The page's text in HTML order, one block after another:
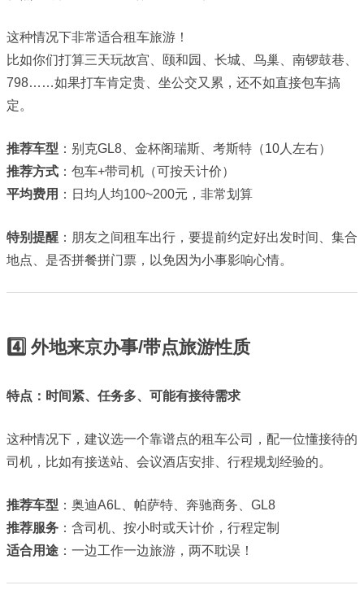
这种情况下非常适合租车旅游！
比如你们打算三天玩故宫、颐和园、长城、鸟巢、南锣鼓巷、
798……如果打车肯定贵、坐公交又累，还不如直接包车搞
定。
推荐车型 ：别克GL8、金杯阁瑞斯、考斯特（10人左右）
推荐方式 ：包车+带司机（可按天计价）
平均费用 ：日均人均100~200元，非常划算
特别提醒 ：朋友之间租车出行，要提前约定好出发时间、集合
地点、是否拼餐拼门票，以免因为小事影响心情。
4️⃣ 外地来京办事/带点旅游性质
特点：时间紧、任务多、可能有接待需求
这种情况下，建议选一个靠谱点的租车公司，配一位懂接待的
司机，比如有接送站、会议酒店安排、行程规划经验的。
推荐车型 ：奥迪A6L、帕萨特、奔驰商务、GL8
推荐服务 ：含司机、按小时或天计价，行程定制
适合用途 ：一边工作一边旅游，两不耽误！